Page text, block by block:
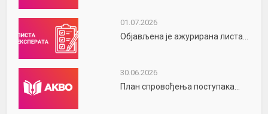
01.07.2026
Објављена је ажурирана листа...
30.06.2026
План спровођења поступака...